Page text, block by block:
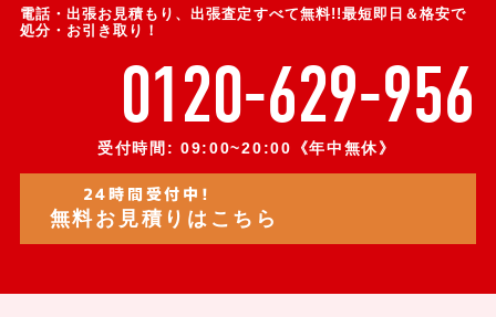
電話・出張お見積もり、出張査定すべて無料!!最短即日＆格安で
処分・お引き取り！
0120-629-956
受付時間: 09:00~20:00《年中無休》
24時間受付中!
無料お見積りはこちら